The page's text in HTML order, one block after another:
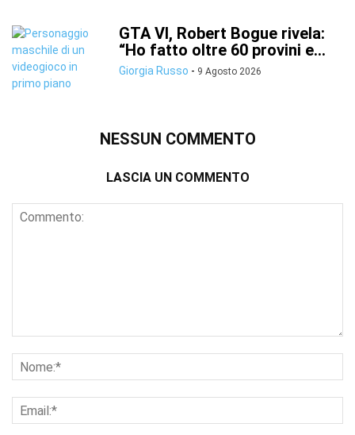
GTA VI, Robert Bogue rivela:
“Ho fatto oltre 60 provini e...
Giorgia Russo - 9 Agosto 2026
NESSUN COMMENTO
LASCIA UN COMMENTO